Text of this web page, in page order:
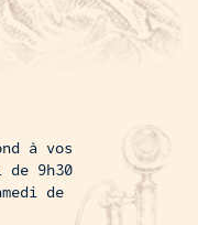
à vos
de 9h30
de